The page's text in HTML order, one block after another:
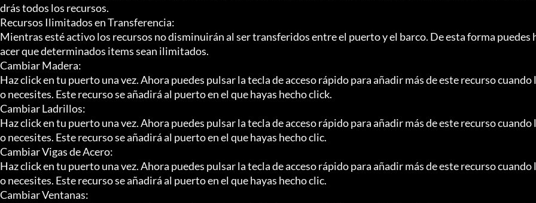
drás todos los recursos.
Recursos Ilimitados en Transferencia:
Mientras esté activo los recursos no disminuirán al ser transferidos entre el puerto y el barco. De esta forma puedes
acer que determinados items sean ilimitados.
Cambiar Madera:
Haz click en tu puerto una vez. Ahora puedes pulsar la tecla de acceso rápido para añadir más de este recurso cuando l
o necesites. Este recurso se añadirá al puerto en el que hayas hecho click.
Cambiar Ladrillos:
Haz click en tu puerto una vez. Ahora puedes pulsar la tecla de acceso rápido para añadir más de este recurso cuando l
o necesites. Este recurso se añadirá al puerto en el que hayas hecho clic.
Cambiar Vigas de Acero:
Haz click en tu puerto una vez. Ahora puedes pulsar la tecla de acceso rápido para añadir más de este recurso cuando l
o necesites. Este recurso se añadirá al puerto en el que hayas hecho clic.
Cambiar Ventanas: